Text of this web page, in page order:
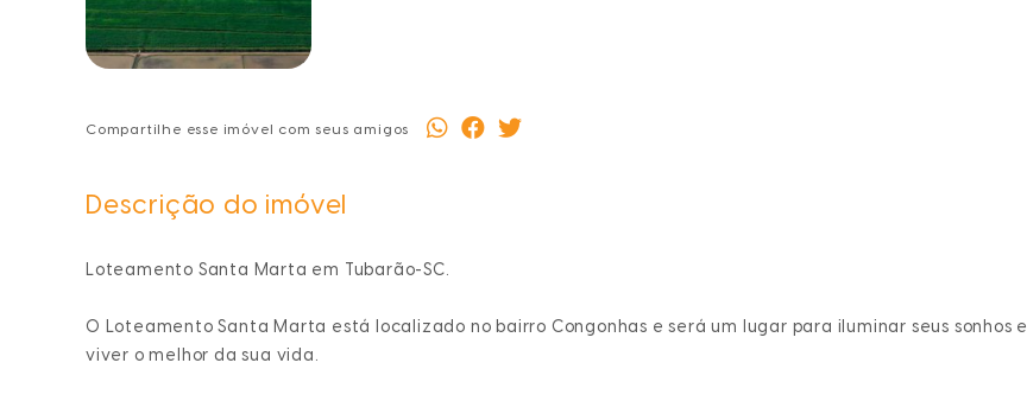
Compartilhe esse imóvel com seus amigos
Descrição do imóvel
Loteamento Santa Marta em Tubarão-SC.
O Loteamento Santa Marta está localizado no bairro Congonhas e será um lugar para iluminar seus sonhos e
viver o melhor da sua vida.